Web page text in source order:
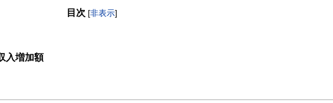
大切に思っています。
目次 [非表示]
入増加額